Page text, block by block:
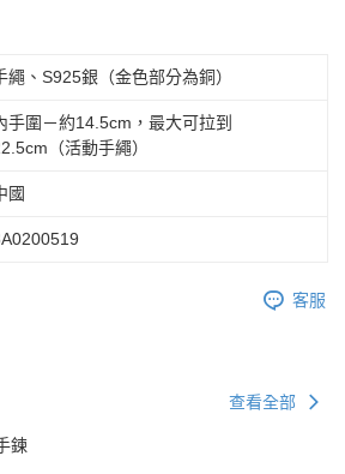
繩、S925銀（金色部分為銅）
手圍－約14.5cm，最大可拉到
（活動手繩）
國
客服
查看全部
鍊